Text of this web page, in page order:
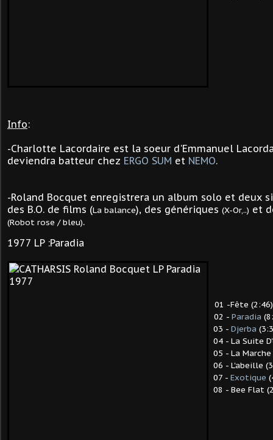
Info:
-Charlotte Lacordaire est la soeur d'Emmanuel
deviendra batteur chez ERGO SUM et NEMO.
-Roland Bocquet enregistrera un album solo et deux
des B.O. de films (La balance), des génériques (X-Or,..) et
(Robot rose / bleu).
1977 LP :Paradia
01 -Fête (2:46)
02 - Paradia
03 - Djerba
04 - La Suite
05 - La
06 - L'abeille
07 - Exotique
08 - Bee Flat